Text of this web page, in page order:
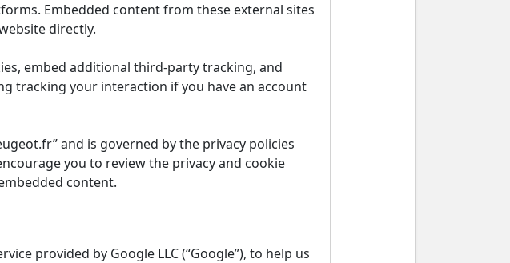
Embedded content from these external sites
directly.
embed additional third-party tracking, and
tracking your interaction if you have an account
and is governed by the privacy policies
you to review the privacy and cookie
content.
provided by Google LLC (“Google”), to help us